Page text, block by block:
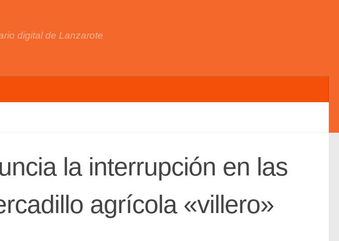
digital de Lanzarote
la interrupción en las
agrícola «villero»